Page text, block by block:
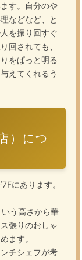
す。自分のや
などなど、と
を振り回すぐ
回されても、
をぱっと明る
えてくれるう
）につ
にあります。
う高さから華
張りのおしゃ
ます。
チシェフが考